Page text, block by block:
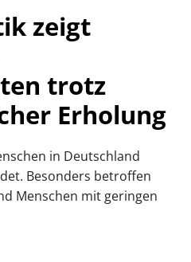
zeigt
trotz
Erholung
in Deutschland
Besonders betroffen
Menschen mit geringen